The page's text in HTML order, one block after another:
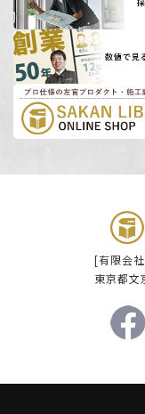
[有限会
東京都